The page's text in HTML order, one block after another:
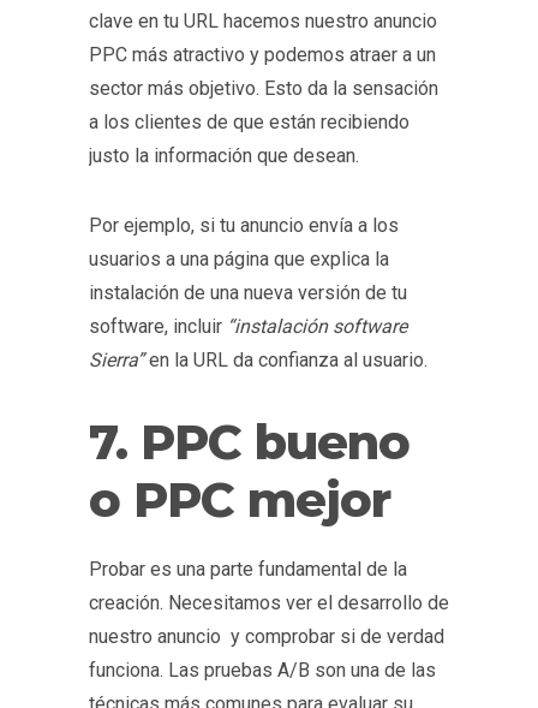
clave en tu URL hacemos nuestro anuncio
PPC más atractivo y podemos atraer a un
sector más objetivo. Esto da la sensación
a los clientes de que están recibiendo
justo la información que desean.
Por ejemplo, si tu anuncio envía a los
usuarios a una página que explica la
instalación de una nueva versión de tu
software, incluir “instalación software
Sierra”en la URL da confianza al usuario.
7. PPC bueno
o PPC mejor
Probar es una parte fundamental de la
creación. Necesitamos ver el desarrollo de
nuestro anuncio y comprobar si de verdad
funciona. Las pruebas A/B son una de las